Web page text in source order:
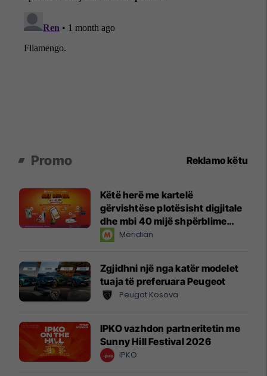
Promo Reklamo këtu
Këtë herë me kartelë
gërvishtëse plotësisht digjitale
dhe mbi 40 mijë shpërblime
instant!Meridian
Zgjidhni një nga katër modelet
tuaja të preferuara Peugeot
Peugot Kosova
IPKO vazhdon partneritetin me
Sunny Hill Festival 2026
IPKO